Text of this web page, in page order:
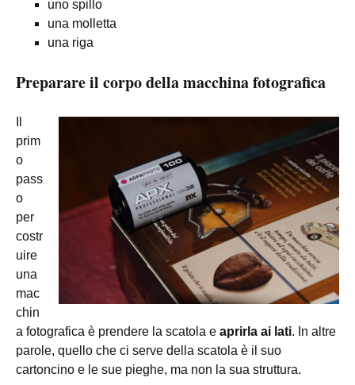
uno spillo
una molletta
una riga
Preparare il corpo della macchina fotografica
prim
o
pass
o
per
costr
uire
una
mac
chin
a fotografica è prendere la scatola e aprirla ai lati. In altre
parole, quello che ci serve della scatola è il suo
cartoncino e le sue pieghe, ma non la sua struttura.